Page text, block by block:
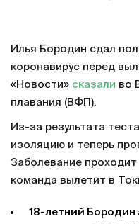
Илья Бородин сдал
коронавирус перед
«Новости» сказали во
плавания (ВФП).
Из-за результата
изоляцию и теперь
Заболевание
команда вылетит в
18-летний Бородин